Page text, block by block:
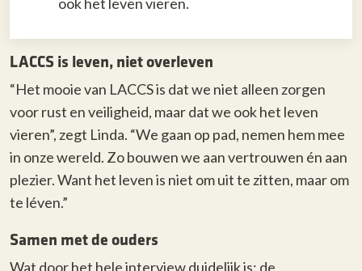
LACCS is leven, niet overleven
“Het mooie van LACCS is dat we niet alleen zorgen
voor rust en veiligheid, maar dat we ook het leven
vieren”, zegt Linda. “We gaan op pad, nemen hem mee
in onze wereld. Zo bouwen we aan vertrouwen én aan
plezier. Want het leven is niet om uit te zitten, maar om
te léven.”
Samen met de ouders
Wat door het hele interview duidelijk is: de